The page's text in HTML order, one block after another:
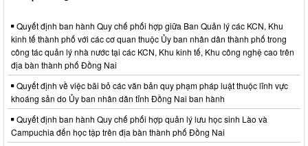
Quyết định ban hành Quy chế phối hợp giữa Ban Quản lý các KCN, Khu
kinh tế thành phố với các cơ quan thuộc Ủy ban nhân dân thành phố trong
công tác quản lý nhà nước tại các KCN, Khu kinh tế, Khu công nghệ cao trên
địa bàn thành phố Đồng Nai
Quyết định về việc bãi bỏ các văn bản quy phạm pháp luật thuộc lĩnh vực
khoáng sản do Ủy ban nhân dân tỉnh Đồng Nai ban hành
Quyết định ban hành Quy chế phối hợp quản lý lưu học sinh Lào và
Campuchia đến học tập trên địa bàn thành phố Đồng Nai